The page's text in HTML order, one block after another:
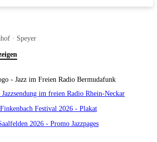
· Speyer
im freien Radio Rhein-Neckar